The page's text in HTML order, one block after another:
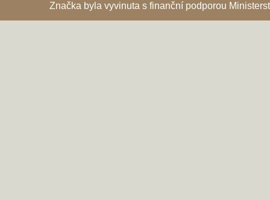
Značka byla vyvinuta s finanční podporou